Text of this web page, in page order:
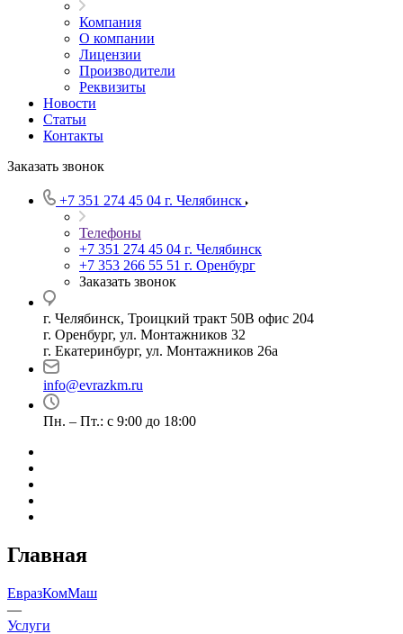
Компания
О компании
Лицензии
Производители
Реквизиты
Новости
Статьи
Контакты
Заказать звонок
+7 351 274 45 04 г. Челябинск
Телефоны
+7 351 274 45 04 г. Челябинск
+7 353 266 55 51 г. Оренбург
Заказать звонок
г. Челябинск, Троицкий тракт 50В офис 204
г. Оренбург, ул. Монтажников 32
г. Екатеринбург, ул. Монтажников 26а
info@evrazkm.ru
Пн. – Пт.: с 9:00 до 18:00
Главная
ЕвразКомМаш
—
Услуги